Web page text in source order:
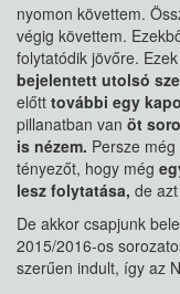
nyomon követtem.
végig követtem.
folytatódik jövőre.
bejelentett utolsó
előtt további egy
pillanatban van öt
is nézem. Persze
tényezőt, hogy még
lesz folytatása, de
De akkor csapjunk
2015/2016-os
szerűen indult, így az